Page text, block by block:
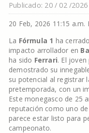
Publicado: 20 / 02 /2026
20 Feb, 2026 11:15 a.m.
La Fórmula 1 ha
impacto arrollador en
ha sido Ferrari. El
demostrado su
su potencial al registrar
pretemporada, con un
Este monegasco de 25
reputación como uno
parece estar listo para
campeonato.